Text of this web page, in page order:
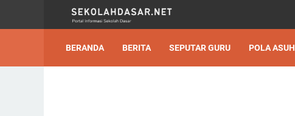
BERANDA BERITA SEPUTAR GURU POLA ASUH